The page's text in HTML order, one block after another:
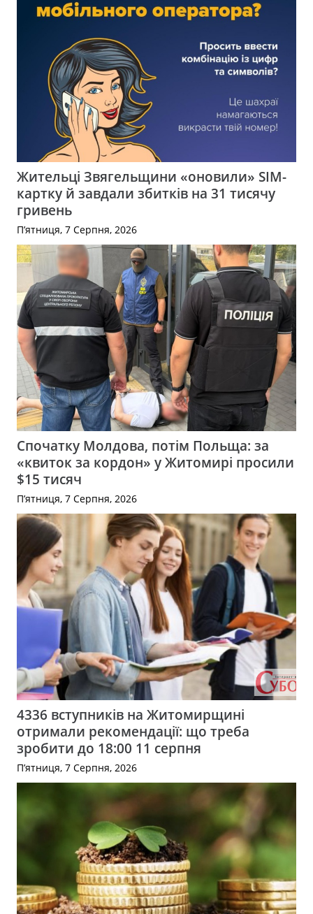
Жительці Звягельщини «оновили» SIM-
картку й завдали збитків на 31 тисячу
гривень
П’ятниця, 7 Серпня, 2026
Спочатку Молдова, потім Польща: за
«квиток за кордон» у Житомирі просили
$15 тисяч
П’ятниця, 7 Серпня, 2026
4336 вступників на Житомирщині
отримали рекомендації: що треба
зробити до 18:00 11 серпня
П’ятниця, 7 Серпня, 2026